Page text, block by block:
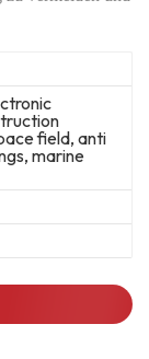
field, anti
marine